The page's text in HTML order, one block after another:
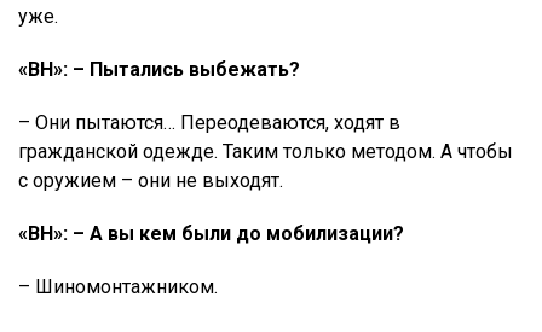
уже.
«ВН»: – Пытались выбежать?
– Они пытаются… Переодеваются, ходят в
гражданской одежде. Таким только методом. А чтобы
с оружием – они не выходят.
«ВН»: – А вы кем были до мобилизации?
– Шиномонтажником.